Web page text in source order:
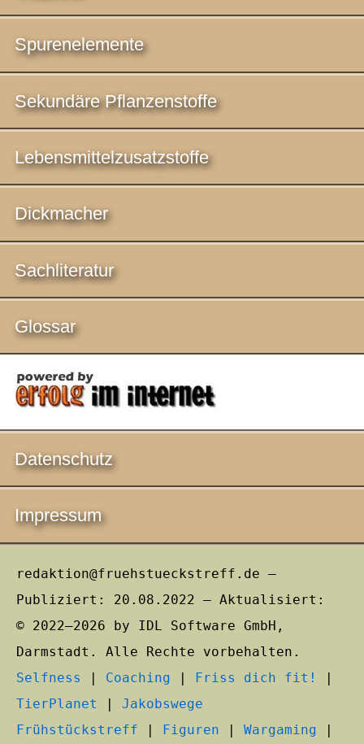
Spurenelemente
Sekundäre Pflanzenstoffe
Lebensmittelzusatzstoffe
Dickmacher
Sachliteratur
Glossar
Datenschutz
Impressum
redaktion@fruehstueckstreff.de –
Publiziert: 20.08.2022 – Aktualisiert:
© 2022–2026 by IDL Software GmbH,
Darmstadt. Alle Rechte vorbehalten.
Selfness
| Coaching | Friss dich fit!
|
TierPlanet
| Jakobswege
Frühstückstreff | Figuren | Wargaming |